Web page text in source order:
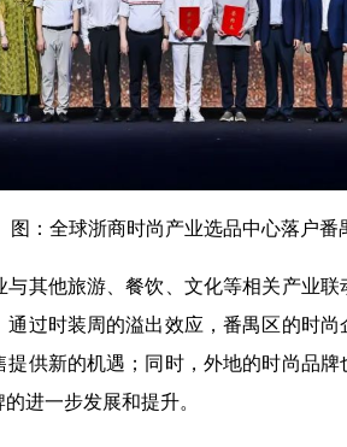
图：全球浙商时尚产业选品中心落户番
其他旅游、餐饮、文化等相关产业
过时装周的溢出效应，番禺区的时
提供新的机遇；同时，外地的时尚品
进一步发展和提升。